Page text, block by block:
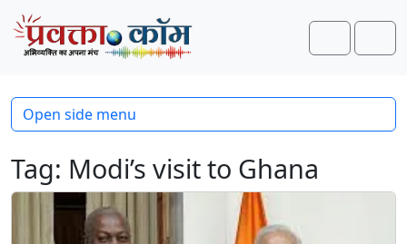
Skip to content
Skip to footer
Search
Tag: Modi’s visit to Ghana
Open side menu